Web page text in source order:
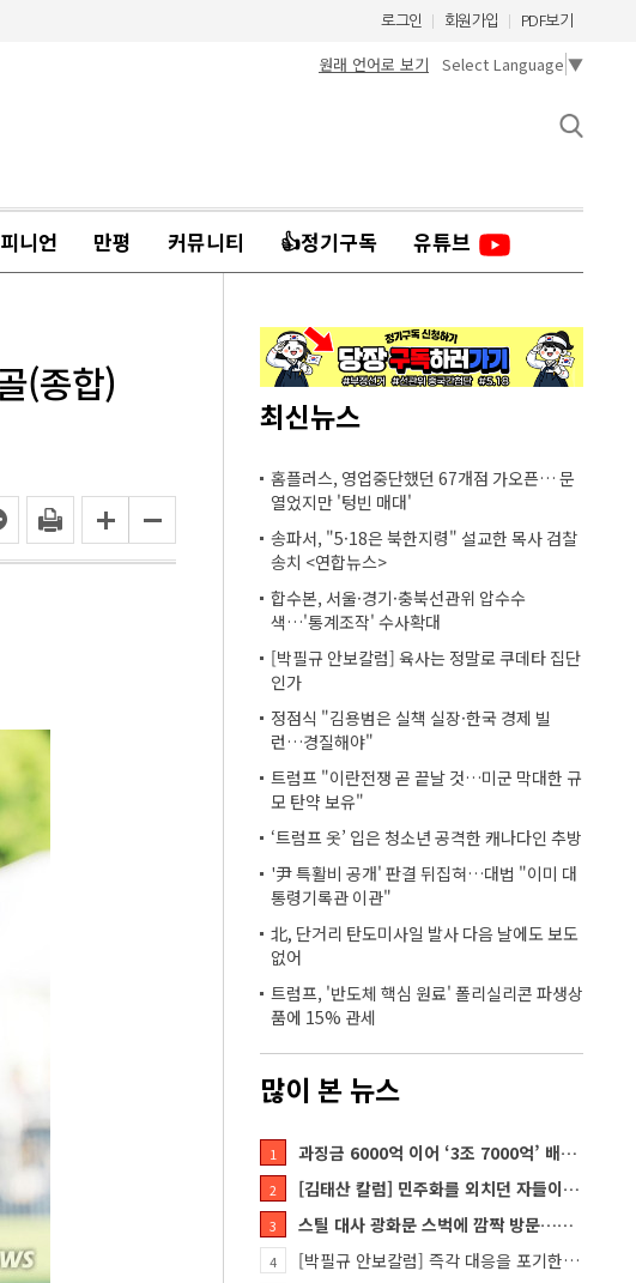
로그인 회원가입 PDF보기
원래 언어로 보기 Select Language ▼
니언 만평 커뮤니티 👍정기구독 유튜브
(종합)
최신뉴스
홈플러스, 영업중단했던 67개점 가오픈… 문
열었지만 '텅빈 매대'
송파서, "5·18은 북한지령" 설교한 목사 검찰
송치 <연합뉴스>
합수본, 서울·경기·충북선관위 압수수
색…'통계조작' 수사확대
[박필규 안보칼럼] 육사는 정말로 쿠데타 집단
인가
정점식 "김용범은 실책 실장·한국 경제 빌
런…경질해야"
트럼프 "이란전쟁 곧 끝날 것…미군 막대한 규
모 탄약 보유"
‘트럼프 옷’ 입은 청소년 공격한 캐나다인 추방
'尹 특활비 공개' 판결 뒤집혀…대법 "이미 대
통령기록관 이관"
北, 단거리 탄도미사일 발사 다음 날에도 보도
없어
트럼프, '반도체 핵심 원료' 폴리실리콘 파생상
품에 15% 관세
많이 본 뉴스
1 과징금 6000억 이어 ‘3조 7000억’ 배상 폭탄… 쿠팡 때리기에 한미 통상 ‘초비상’
2 [김태산 칼럼] 민주화를 외치던 자들이 대한민국의 적이고 간첩이었다
3 스틸 대사 광화문 스벅에 깜짝 방문…메시지?
4 [박필규 안보칼럼] 즉각 대응을 포기한 군(軍)은 생존할 수 없다